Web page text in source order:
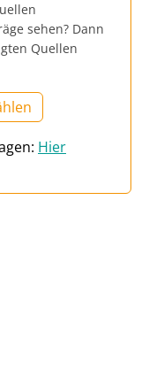
sehen? Dann
Quellen
Hier